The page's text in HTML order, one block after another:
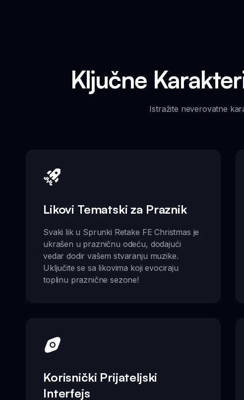
Ključne
Istražite neverovatne
Likovi Tematski za Praznik
Svaki lik u Sprunki Retake FE Christmas je
ukrašen u prazničnu odeću, dodajući
vedar dodir vašem stvaranju muzike.
Uključite se sa likovima koji evociraju
toplinu praznične sezone!
Korisnički Prijateljski
Interfejs